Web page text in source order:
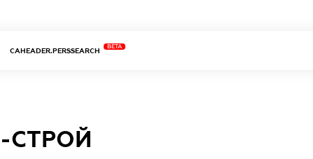
CAHEADER.PERSSEARCH
BETA
СТРОЙ